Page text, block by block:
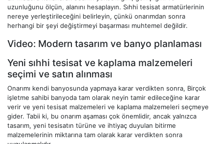
uzunluğunu ölçün, alanını hesaplayın. Sıhhi tesisat armatürlerinin
nereye yerleştirileceğini belirleyin, çünkü onarımdan sonra
herhangi bir şeyi değiştirmeyi başarması muhtemel değildir.
Video: Modern tasarım ve banyo planlaması
Yeni sıhhi tesisat ve kaplama malzemeleri
seçimi ve satın alınması
Onarımı kendi banyosunda yapmaya karar verdikten sonra, Birçok
işletme sahibi banyoda tam olarak neyin tamir edileceğine karar
verir ve yeni tesisat malzemeleri ve kaplama malzemeleri seçmeye
gider. Tabii ki, bu onarım aşaması çok önemlidir, ancak yalnızca
tasarım, yeni tesisatın türüne ve ihtiyaç duyulan bitirme
malzemelerinin miktarına tam olarak karar verdikten sonra